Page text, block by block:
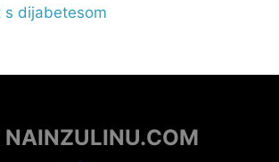
s dijabetesom
NAINZULINU.COM